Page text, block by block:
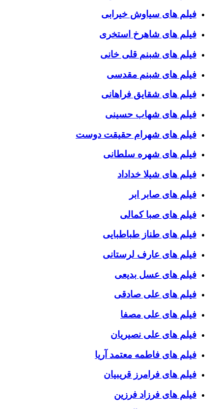
فیلم های سیاوش خیرابی
فیلم های شاهرخ استخری
فیلم های شبنم قلی خانی
فیلم های شبنم مقدسی
فیلم های شقایق فراهانی
فیلم های شهاب حسینی
فیلم های شهرام حقیقت دوست
فیلم های شهره سلطانی
فیلم های شیلا خداداد
فیلم های صابر ابر
فیلم های صبا کمالی
فیلم های طناز طباطبایی
فیلم های عارف لرستانی
فیلم های عسل بدیعی
فیلم های علی صادقی
فیلم های علی مصفا
فیلم های علی نصیریان
فیلم های فاطمه معتمد آریا
فیلم های فرامرز قریبیان
فیلم های فرزاد فرزین